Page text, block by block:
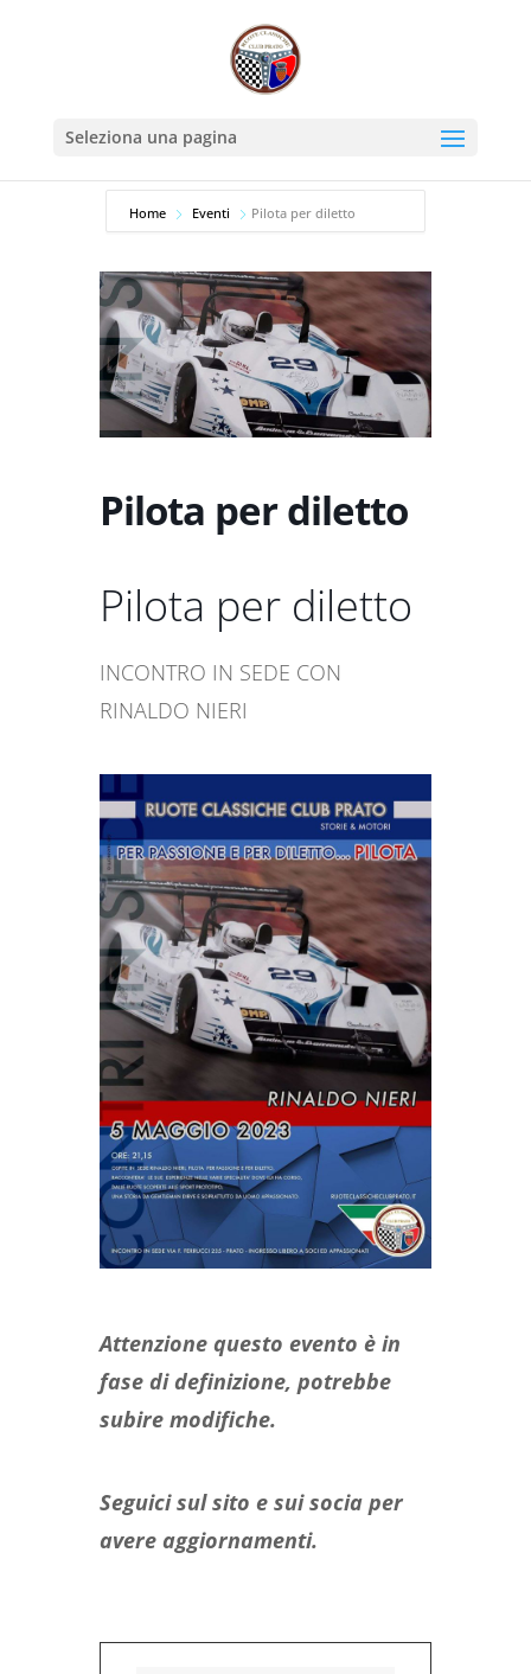
Seleziona una pagina
Home Eventi Pilota per diletto
Pilota per diletto
Pilota per diletto
INCONTRO IN SEDE CON
RINALDO NIERI
Attenzione questo evento è in
fase di definizione, potrebbe
subire modifiche.
Seguici sul sito e sui socia per
avere aggiornamenti.